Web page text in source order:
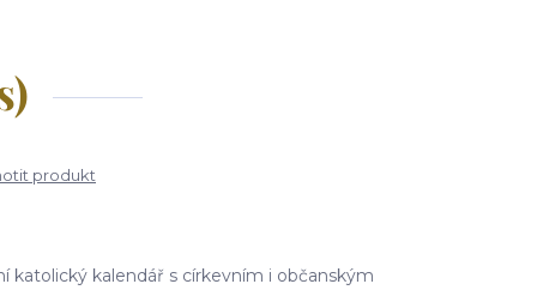
produkt
katolický kalendář s církevním i občanským